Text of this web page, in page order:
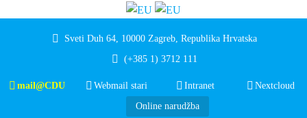
Sveti Duh 64, 10000 Zagreb, Republika Hrvatska
(+385 1) 3712 111
mail@CDU Webmail stari Intranet
Nextcloud
Online narudžba